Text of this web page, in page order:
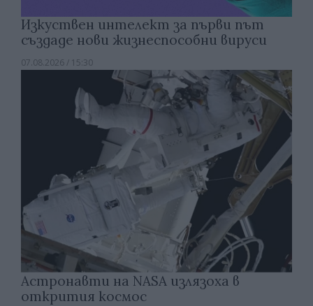
Изкуствен интелект за първи път
създаде нови жизнеспособни вируси
07.08.2026 / 15:30
Астронавти на NASA излязоха в
открития космос